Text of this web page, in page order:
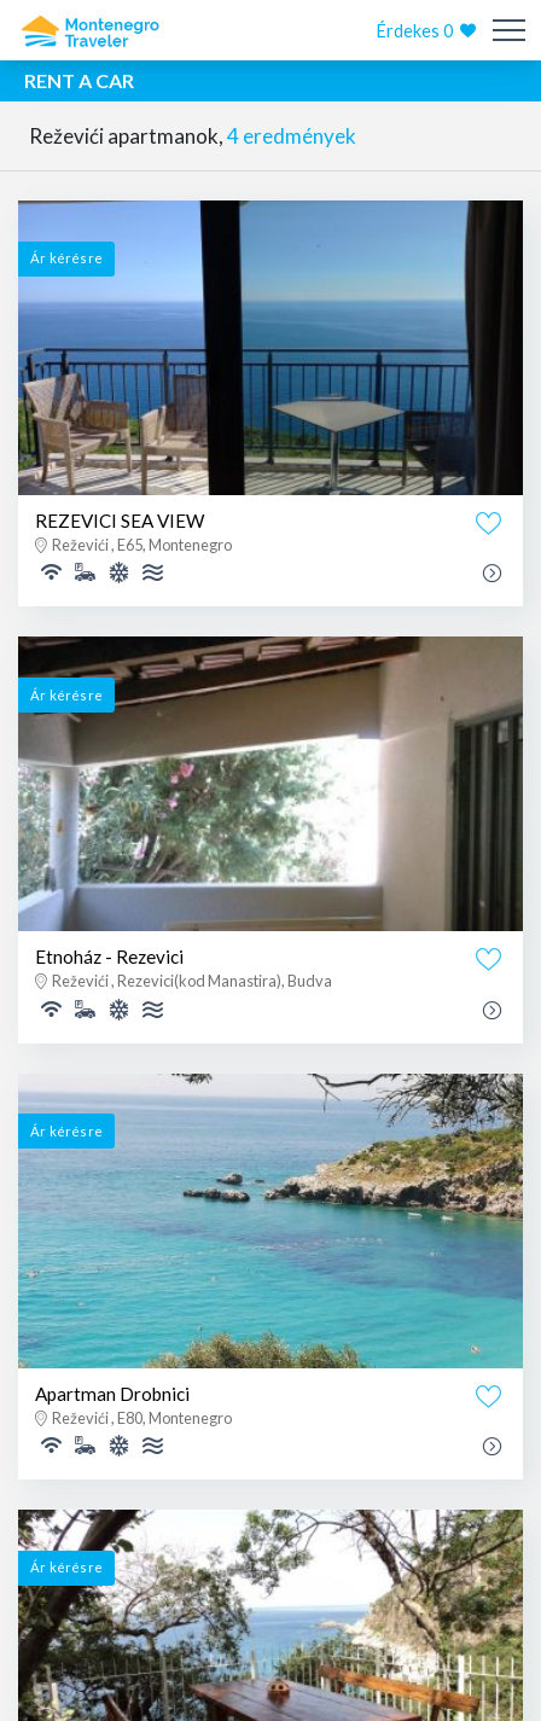
Érdekes0
RENT A CAR
Reževići apartmanok,4 eredmények
Ár kérésre
REZEVICI SEA VIEW
Reževići , E65, Montenegro
Ár kérésre
Etnoház - Rezevici
Reževići , Rezevici(kod Manastira), Budva
Ár kérésre
Apartman Drobnici
Reževići , E80, Montenegro
Ár kérésre